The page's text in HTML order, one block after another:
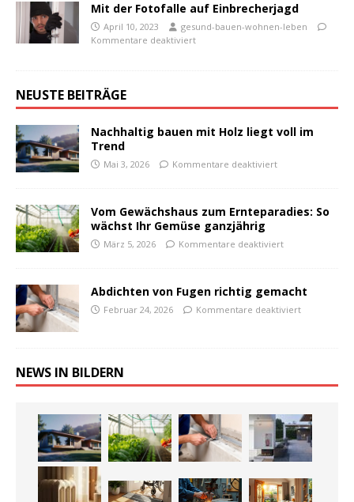
Mit der Fotofalle auf Einbrecherjagd
April 10, 2023
gesund-bauen-wohnen-leben
Kommentare deaktiviert
NEUSTE BEITRÄGE
Nachhaltig bauen mit Holz liegt voll im
Trend
Mai 3, 2026 Kommentare deaktiviert
Vom Gewächshaus zum Ernteparadies: So
wächst Ihr Gemüse ganzjährig
März 5, 2026 Kommentare deaktiviert
Abdichten von Fugen richtig gemacht
Februar 24, 2026 Kommentare deaktiviert
NEWS IN BILDERN